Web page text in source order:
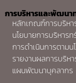
การบริหารและพัฒน
หลักเกณฑ์การบริห
นโยบายการบริหาร
การดำเนินการตาม
รายงานผลการบริห
แผนพัฒนาบุคลากร